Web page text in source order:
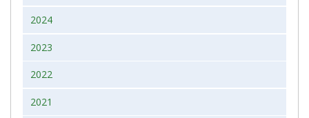
2024
2023
2022
2021